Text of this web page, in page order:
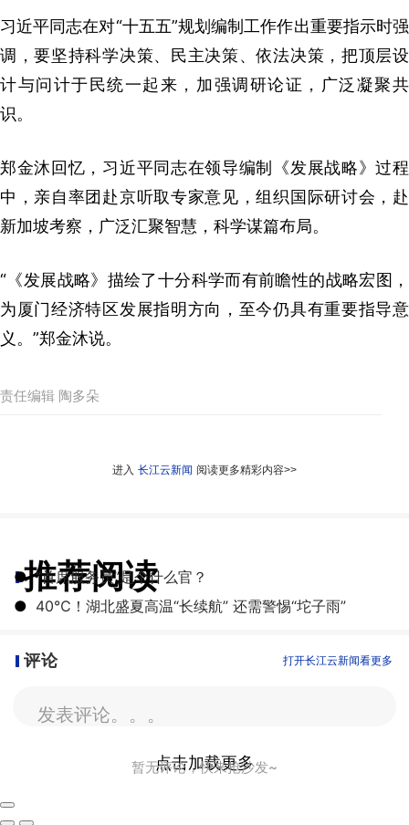
习近平同志在对“十五五”规划编制工作作出重要指示时强
调，要坚持科学决策、民主决策、依法决策，把顶层设
计与问计于民统一起来，加强调研论证，广泛凝聚共
识。
郑金沐回忆，习近平同志在领导编制《发展战略》过程
中，亲自率团赴京听取专家意见，组织国际研讨会，赴
新加坡考察，广泛汇聚智慧，科学谋篇布局。
“《发展战略》描绘了十分科学而有前瞻性的战略宏图，
为厦门经济特区发展指明方向，至今仍具有重要指导意
义。”郑金沐说。
责任编辑 陶多朵
进入 长江云新闻 阅读更多精彩内容>>
推荐阅读
● “首席服务员”是个什么官？
● 40℃！湖北盛夏高温“长续航” 还需警惕“坨子雨”
评论 打开长江云新闻看更多
发表评论。。。
暂无评论，快来抢沙发~
点击加载更多